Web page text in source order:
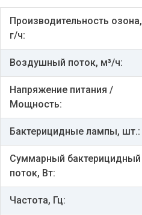
Производительность озона,
г/ч:
Воздушный поток, м³/ч:
Напряжение питания /
Мощность:
Бактерицидные лампы, шт.:
Суммарный бактерицидный
поток, Вт:
Частота, Гц: